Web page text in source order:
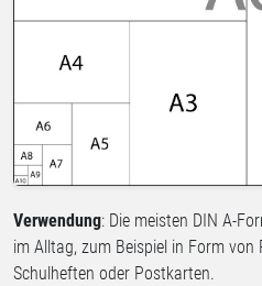
Verwendung: Die meisten DIN A-
im Alltag, zum Beispiel in Form von
Schulheften oder Postkarten.